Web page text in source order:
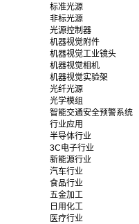
标准光源
非标光源
光源控制器
机器视觉附件
机器视觉工业镜头
机器视觉相机
机器视觉实验架
光纤光源
光学模组
智能交通安全预警系统
行业应用
半导体行业
3C电子行业
新能源行业
汽车行业
食品行业
五金加工
日用化工
医疗行业